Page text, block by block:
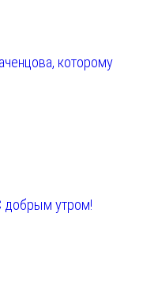
которому
добрым утром!